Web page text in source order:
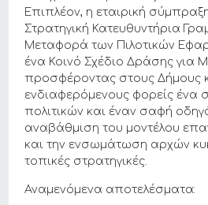
Επιπλέον, η εταιρική
Στρατηγική Κατευθυντήρια
Μεταφορά των Πιλοτικών
ένα Κοινό Σχέδιο Δράσης για
προσφέροντας στους Δήμους
ενδιαφερόμενους φορείς ένα
πολιτικών και έναν σαφή
αναβάθμιση του μοντέλου
και την ενσωμάτωση αρχών
τοπικές στρατηγικές.
Αναμενόμενα αποτελέσματα: